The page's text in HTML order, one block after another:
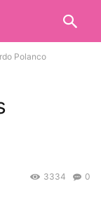
Polanco
0
3334